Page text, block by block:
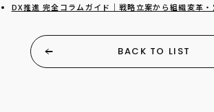
DX推進 完全コラムガイド｜戦略立案から組織変革・
BACK TO LIST